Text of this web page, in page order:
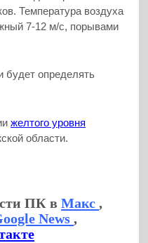
Температура воздуха
7-12 м/с, порывами
будет определять
желтого уровня
области.
ПК вМакс,
News,